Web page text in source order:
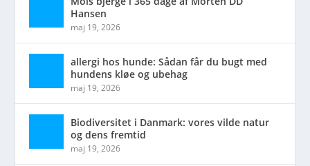
Hansen
maj 19, 2026
allergi hos hunde: Sådan får du bugt med
hundens kløe og ubehag
maj 19, 2026
Biodiversitet i Danmark: vores vilde natur
og dens fremtid
maj 19, 2026